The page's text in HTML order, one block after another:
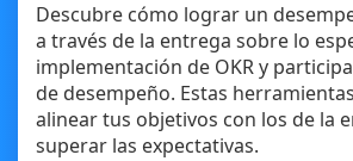
Descubre cómo lograr un
a través de la entrega sobre lo
implementación de OKR y
de desempeño. Estas
alinear tus objetivos con los de la
superar las expectativas.